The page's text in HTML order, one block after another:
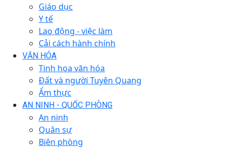
Giáo dục
Y tế
Lao động - việc làm
Cải cách hành chính
VĂN HÓA
Tinh hoa văn hóa
Đất và người Tuyên Quang
Ẩm thực
AN NINH - QUỐC PHÒNG
An ninh
Quân sự
Biên phòng